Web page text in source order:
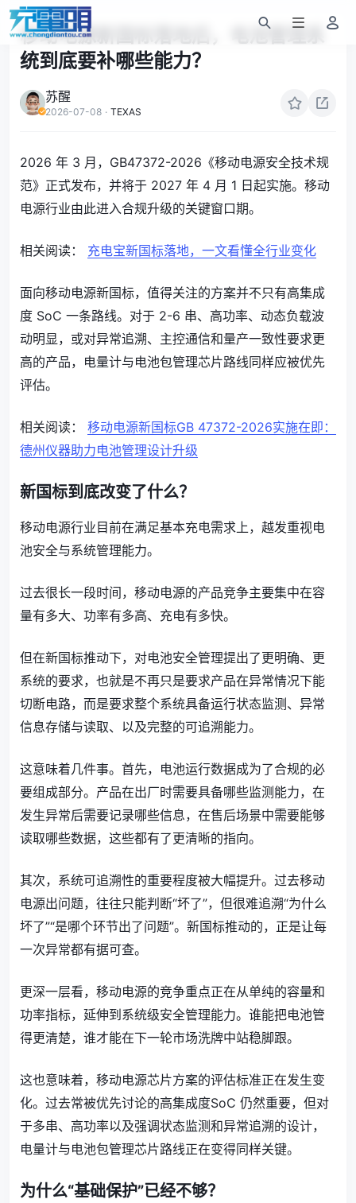
移动电源新国标落地后，电池管理系
统到底要补哪些能力？
苏醒
2026-07-08 · TEXAS
2026 年 3 月，GB47372-2026《移动电源安全技术规
范》正式发布，并将于 2027 年 4 月 1 日起实施。移动
电源行业由此进入合规升级的关键窗口期。
相关阅读： 充电宝新国标落地，一文看懂全行业变化
面向移动电源新国标，值得关注的方案并不只有高集成
度 SoC 一条路线。对于 2-6 串、高功率、动态负载波
动明显，或对异常追溯、主控通信和量产一致性要求更
高的产品，电量计与电池包管理芯片路线同样应被优先
评估。
相关阅读： 移动电源新国标GB 47372-2026实施在即：
德州仪器助力电池管理设计升级
新国标到底改变了什么？
移动电源行业目前在满足基本充电需求上，越发重视电
池安全与系统管理能力。
过去很长一段时间，移动电源的产品竞争主要集中在容
量有多大、功率有多高、充电有多快。
但在新国标推动下，对电池安全管理提出了更明确、更
系统的要求，也就是不再只是要求产品在异常情况下能
切断电路，而是要求整个系统具备运行状态监测、异常
信息存储与读取、以及完整的可追溯能力。
这意味着几件事。首先，电池运行数据成为了合规的必
要组成部分。产品在出厂时需要具备哪些监测能力，在
发生异常后需要记录哪些信息，在售后场景中需要能够
读取哪些数据，这些都有了更清晰的指向。
其次，系统可追溯性的重要程度被大幅提升。过去移动
电源出问题，往往只能判断“坏了”，但很难追溯“为什么
坏了”“是哪个环节出了问题”。新国标推动的，正是让每
一次异常都有据可查。
更深一层看，移动电源的竞争重点正在从单纯的容量和
功率指标，延伸到系统级安全管理能力。谁能把电池管
得更清楚，谁才能在下一轮市场洗牌中站稳脚跟。
这也意味着，移动电源芯片方案的评估标准正在发生变
化。过去常被优先讨论的高集成度SoC 仍然重要，但对
于多串、高功率以及强调状态监测和异常追溯的设计，
电量计与电池包管理芯片路线正在变得同样关键。
为什么“基础保护”已经不够？